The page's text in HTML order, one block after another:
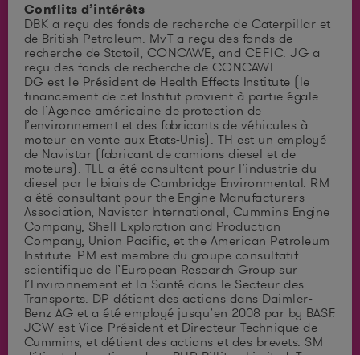
Conflits d’intérêts
DBK a reçu des fonds de recherche de Caterpillar et
de British Petroleum. MvT a reçu des fonds de
recherche de Statoil, CONCAWE, and CEFIC. JG a
reçu des fonds de recherche de CONCAWE.
DG est le Président de Health Effects Institute (le
financement de cet Institut provient à partie égale
de l’Agence américaine de protection de
l’environnement et des fabricants de véhicules à
moteur en vente aux Etats-Unis). TH est un employé
de Navistar (fabricant de camions diesel et de
moteurs). TLL a été consultant pour l’industrie du
diesel par le biais de Cambridge Environmental. RM
a été consultant pour the Engine Manufacturers
Association, Navistar International, Cummins Engine
Company, Shell Exploration and Production
Company, Union Pacific, et the American Petroleum
Institute. PM est membre du groupe consultatif
scientifique de l’European Research Group sur
l’Environnement et la Santé dans le Secteur des
Transports. DP détient des actions dans Daimler-
Benz AG et a été employé jusqu’en 2008 par by BASF.
JCW est Vice-Président et Directeur Technique de
Cummins, et détient des actions et des brevets. SM